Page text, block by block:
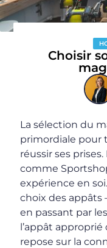
Choisir
La sélection du
primordiale pour
réussir ses
comme
expérience en
choix des appâts
en passant par
l’appât
repose sur la